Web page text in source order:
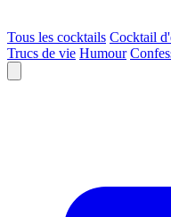
Tous les cocktails Cocktail
Trucs de vie Humour